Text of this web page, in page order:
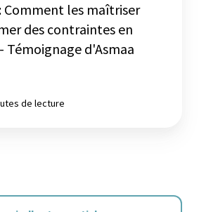
les maîtriser
des contraintes en
d'Asmaa
de lecture